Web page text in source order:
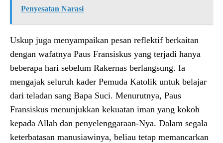
Penyesatan Narasi
Uskup juga menyampaikan pesan reflektif berkaitan
dengan wafatnya Paus Fransiskus yang terjadi hanya
beberapa hari sebelum Rakernas berlangsung. Ia
mengajak seluruh kader Pemuda Katolik untuk belajar
dari teladan sang Bapa Suci. Menurutnya, Paus
Fransiskus menunjukkan kekuatan iman yang kokoh
kepada Allah dan penyelenggaraan-Nya. Dalam segala
keterbatasan manusiawinya, beliau tetap memancarkan